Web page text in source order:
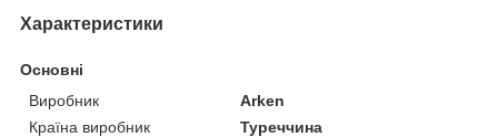
Характеристики
Основні
Виробник
Arken
Країна виробник
Туреччина